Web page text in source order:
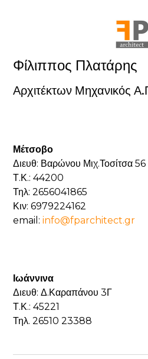
Φίλιππος Πλατάρης
Αρχιτέκτων Μηχανικός
Μέτσοβο
Διευθ: Βαρώνου Μιχ.Τοσίτσα 56
Τ.Κ.: 44200
Τηλ: 2656041865
Κιν: 6979224162
email:info@fparchitect.gr
Ιωάννινα
Διευθ: Δ.Καραπάνου 3Γ
Τ.Κ.: 45221
Τηλ. 26510 23388